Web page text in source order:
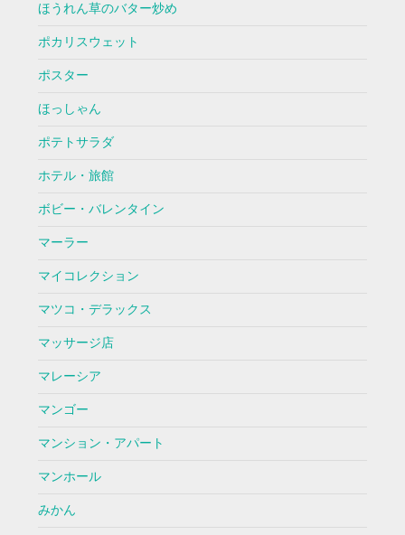
ほうれん草のバター炒め
ポカリスウェット
ポスター
ほっしゃん
ポテトサラダ
ホテル・旅館
ボビー・バレンタイン
マーラー
マイコレクション
マツコ・デラックス
マッサージ店
マレーシア
マンゴー
マンション・アパート
マンホール
みかん